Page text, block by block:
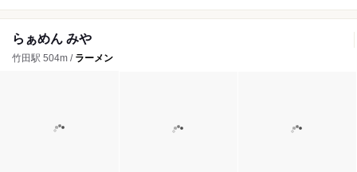
らぁめん みや
竹田駅 504m / ラーメン